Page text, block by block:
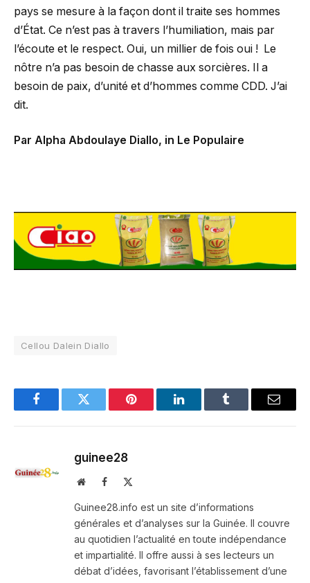
pays se mesure à la façon dont il traite ses hommes
d’État. Ce n’est pas à travers l’humiliation, mais par
l’écoute et le respect. Oui, un millier de fois oui ! Le
nôtre n’a pas besoin de chasse aux sorcières. Il a
besoin de paix, d’unité et d’hommes comme CDD. J’ai
dit.
Par Alpha Abdoulaye Diallo, in Le Populaire
Cellou Dalein Diallo
FacebookTwitter Pinterest LinkedInTumblr Email
guinee28
WebsiteFacebook
Guinee28.info est un site d’informations
générales et d’analyses sur la Guinée. Il couvre
au quotidien l’actualité en toute indépendance
et impartialité. Il offre aussi à ses lecteurs un
débat d’idées, favorisant l’établissement d’une